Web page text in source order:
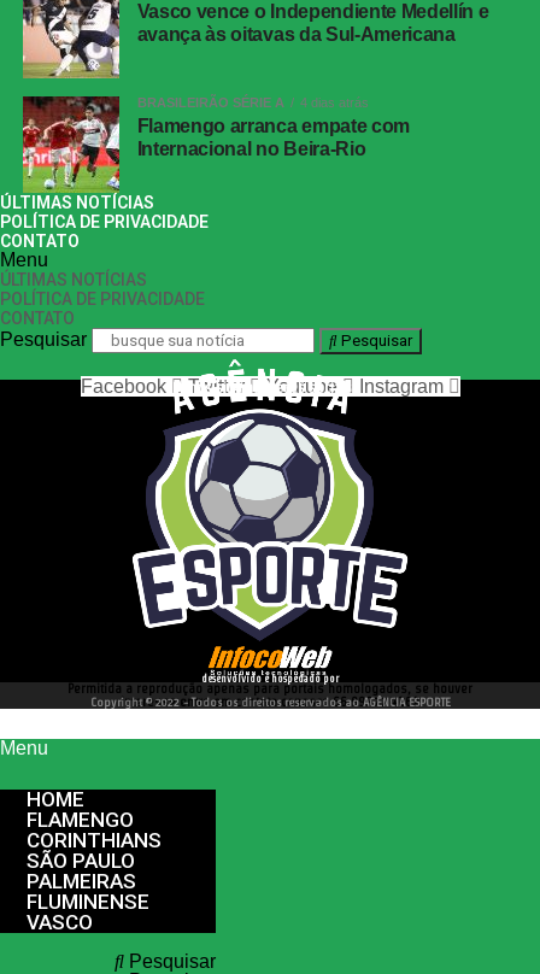
Vasco vence o Independiente Medellín e
avança às oitavas da Sul-Americana
BRASILEIRÃO SÉRIE A 4 dias atrás
Flamengo arranca empate com
Internacional no Beira-Rio
ÚLTIMAS NOTÍCIAS
POLÍTICA DE PRIVACIDADE
CONTATO
Menu
ÚLTIMAS NOTÍCIAS
POLÍTICA DE PRIVACIDADE
CONTATO
Pesquisar Pesquisar
nos siga nas redes sociais
Facebook Twitter Youtube Instagram
desenvolvido e hospedado por
Permitida a reprodução apenas para portais homologados, se houver
interesse entre em contato conosco 66 99977 4262
Copyright © 2022 - Todos os direitos reservados ao AGÊNCIA ESPORTE
Menu
HOME
FLAMENGO
CORINTHIANS
SÃO PAULO
PALMEIRAS
FLUMINENSE
VASCO
Pesquisar